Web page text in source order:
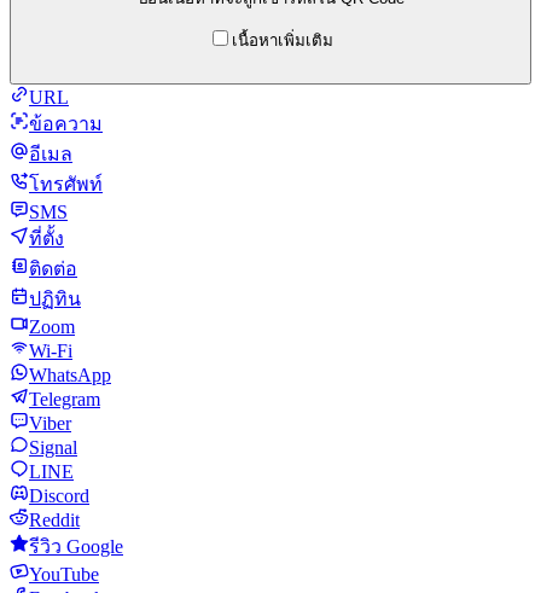
เนื้อหาเพิ่มเติม
URL
ข้อความ
อีเมล
โทรศัพท์
SMS
ที่ตั้ง
ติดต่อ
ปฏิทิน
Zoom
Wi-Fi
WhatsApp
Telegram
Viber
Signal
LINE
Discord
Reddit
รีวิว Google
YouTube